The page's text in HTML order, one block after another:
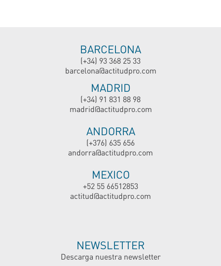
BARCELONA
(+34) 93 368 25 33
barcelona@actitudpro.com
MADRID
(+34) 91 831 88 98
madrid@actitudpro.com
ANDORRA
(+376) 635 656
andorra@actitudpro.com
MEXICO
+52 55 66512853
actitud@actitudpro.com
NEWSLETTER
Descarga nuestra newsletter